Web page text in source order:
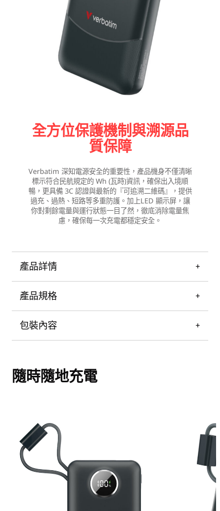
全方位保護機制與溯源品
質保障
Verbatim 深知電源安全的重要性，產品機身不僅清晰
標示符合民航規定的 Wh (瓦時)資訊，確保出入境順
暢，更具備 3C 認證與最新的『可追溯二維碼』，提供
過充、過熱、短路等多重防護。加上LED 顯示屏，讓
你對剩餘電量與運行狀態一目了然，徹底消除電量焦
慮，確保每一次充電都穩定安全。
產品詳情
產品規格
包裝內容
隨時隨地充電